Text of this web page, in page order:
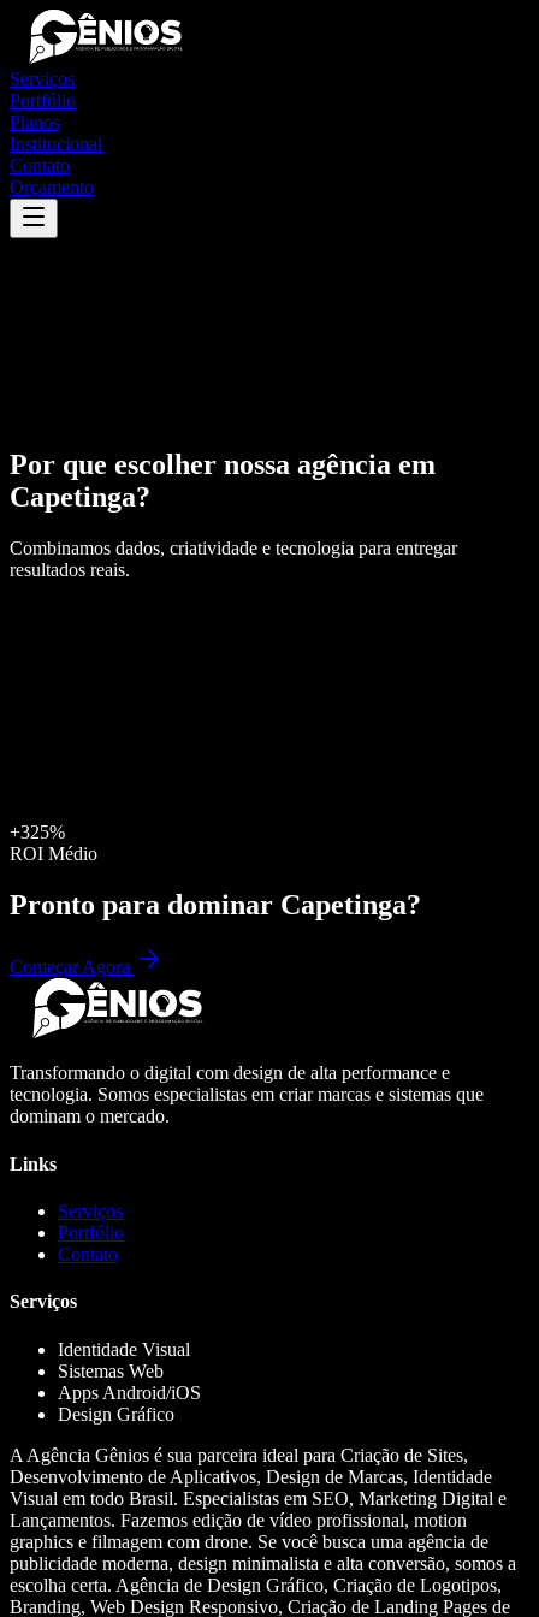
Serviços
Portfólio
Planos
Institucional
Contato
Orçamento
Por que escolher nossa agência em
Capetinga?
Combinamos dados, criatividade e tecnologia para entregar
resultados reais.
+325%
ROI Médio
Pronto para dominar Capetinga?
Começar Agora
Transformando o digital com design de alta performance e
tecnologia. Somos especialistas em criar marcas e sistemas que
dominam o mercado.
Links
Serviços
Portfólio
Contato
Serviços
Identidade Visual
Sistemas Web
Apps Android/iOS
Design Gráfico
A Agência Gênios é sua parceira ideal para Criação de Sites,
Desenvolvimento de Aplicativos, Design de Marcas, Identidade
Visual em todo Brasil. Especialistas em SEO, Marketing Digital e
Lançamentos. Fazemos edição de vídeo profissional, motion
graphics e filmagem com drone. Se você busca uma agência de
publicidade moderna, design minimalista e alta conversão, somos a
escolha certa. Agência de Design Gráfico, Criação de Logotipos,
Branding, Web Design Responsivo, Criação de Landing Pages de